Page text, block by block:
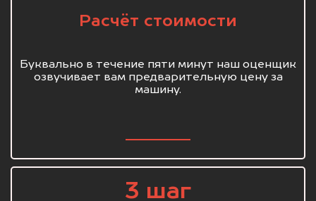
Расчёт стоимости
Буквально в течение пяти минут наш оценщик
озвучивает вам предварительную цену за
машину.
3 шаг